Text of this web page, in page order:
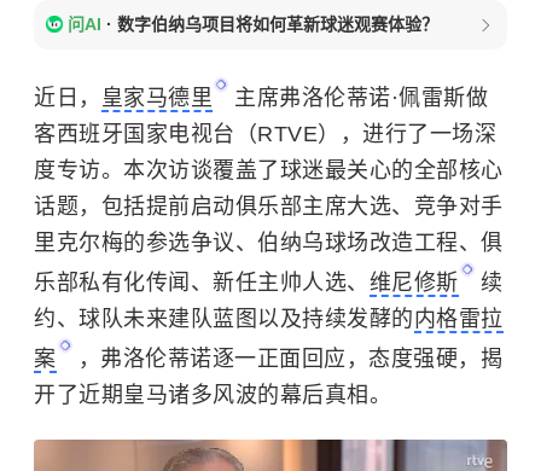
问AI · 数字伯纳乌项目将如何革新球迷观赛体验？
近日， 皇家马德里
主席弗洛伦蒂诺·佩雷斯做
客西班牙国家电视台（RTVE），进行了一场深
度专访。本次访谈覆盖了球迷最关心的全部核心
话题，包括提前启动俱乐部主席大选、竞争对手
里克尔梅的参选争议、伯纳乌球场改造工程、俱
乐部私有化传闻、新任主帅人选、 维尼修斯
续
约、球队未来建队蓝图以及持续发酵的内格雷拉
案
，弗洛伦蒂诺逐一正面回应，态度强硬，揭
开了近期皇马诸多风波的幕后真相。